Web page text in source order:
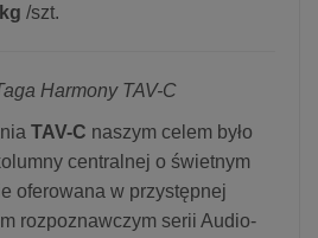
/szt.
Harmony TAV-C
TAV-C naszym celem było
centralnej o świetnym
oferowana w przystępnej
rozpoznawczym serii Audio-